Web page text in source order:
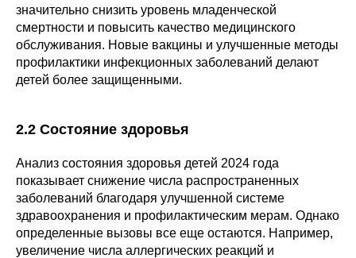
значительно снизить уровень младенческой
смертности и повысить качество медицинского
обслуживания. Новые вакцины и улучшенные методы
профилактики инфекционных заболеваний делают
детей более защищенными.
2.2 Состояние здоровья
Анализ состояния здоровья детей 2024 года
показывает снижение числа распространенных
заболеваний благодаря улучшенной системе
здравоохранения и профилактическим мерам. Однако
определенные вызовы все еще остаются. Например,
увеличение числа аллергических реакций и